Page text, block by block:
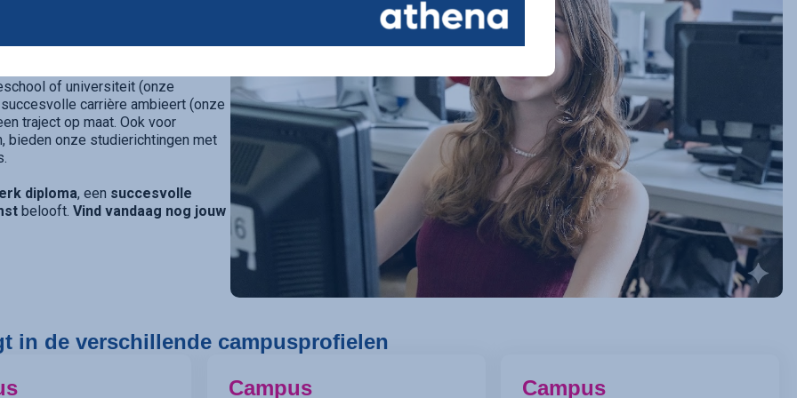
onderwijsaanbod.
of universiteit (onze
carrière ambieert (onze
traject op maat. Ook voor
bieden onze studierichtingen met
diploma, een succesvolle
belooft.Vind vandaag nog jouw
in de verschillende campusprofielen
Campus Campus